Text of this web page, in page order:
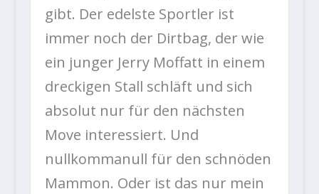
gibt. Der edelste Sportler ist
immer noch der Dirtbag, der wie
ein junger Jerry Moffatt in einem
dreckigen Stall schläft und sich
absolut nur für den nächsten
Move interessiert. Und
nullkommanull für den schnöden
Mammon. Oder ist das nur mein